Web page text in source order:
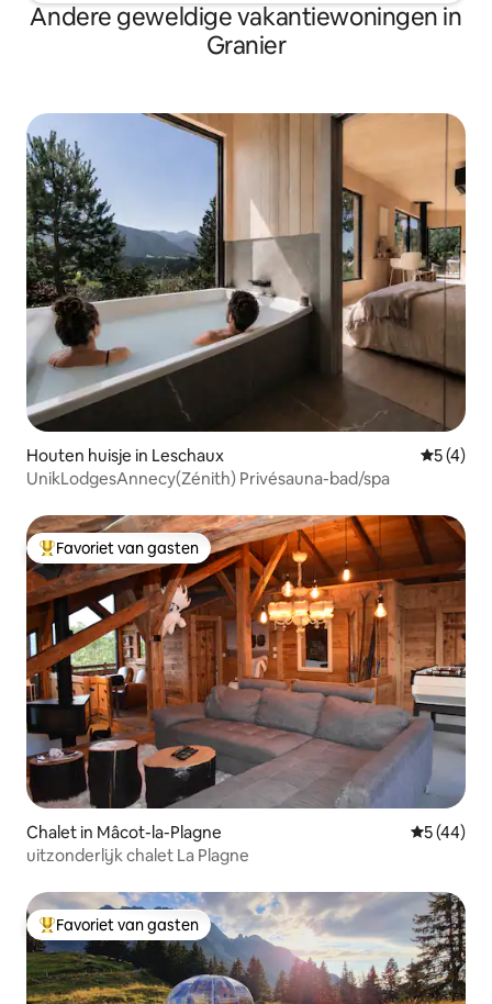
Andere geweldige vakantiewoningen in
Granier
Houten huisje in Leschaux
5 (4)
UnikLodgesAnnecy(Zénith) Privésauna-bad/spa
Topfavoriet van gasten
Favoriet van gasten
Chalet in Mâcot-la-Plagne
5 (44)
uitzonderlijk chalet La Plagne
Topfavoriet van gasten
Favoriet van gasten